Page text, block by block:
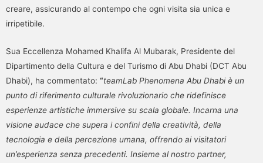
creare, assicurando al contempo che ogni visita sia unica e
irripetibile.
Sua Eccellenza Mohamed Khalifa Al Mubarak, Presidente del
Dipartimento della Cultura e del Turismo di Abu Dhabi (DCT Abu
Dhabi), ha commentato: “teamLab Phenomena Abu Dhabi è un
punto di riferimento culturale rivoluzionario che ridefinisce
esperienze artistiche immersive su scala globale. Incarna una
visione audace che supera i confini della creatività, della
tecnologia e della percezione umana, offrendo ai visitatori
un’esperienza senza precedenti. Insieme al nostro partner,